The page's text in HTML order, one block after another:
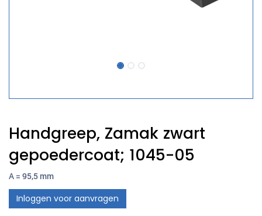
Handgreep, Zamak zwart
gepoedercoat; 1045-05
A = 95,5 mm
Inloggen voor aanvragen